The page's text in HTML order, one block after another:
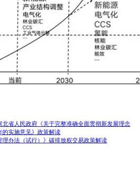
省人民政府《关于完整准确全面贯彻新发展理念
的实施意见》政策解读
办法（试行）》碳排放权交易政策解读